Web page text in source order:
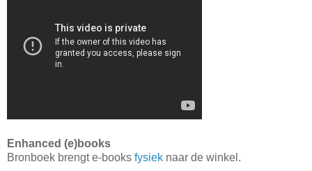
Enhanced (e)books
Bronboek brengt e-books fysiek naar de winkel.